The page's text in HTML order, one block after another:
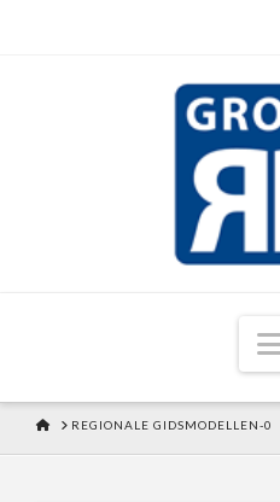
HOMEREGIONALE GIDSMODELLEN-0